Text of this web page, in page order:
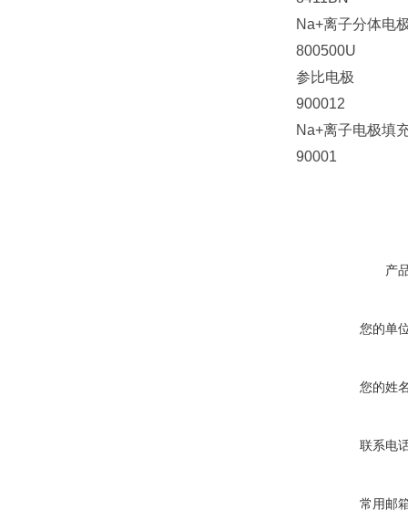
Na+离子分体电
800500U
参比电极
900012
Na+离子电极填
90001
产
您的单
您的姓
联系电
常用邮